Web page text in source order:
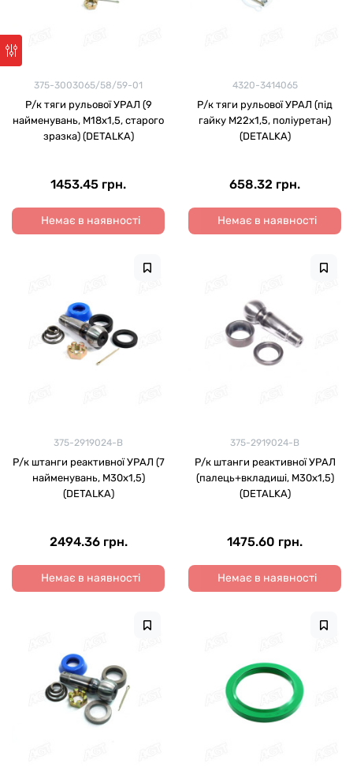
375-3003065/58/59-01
Р/к тяги рульової УРАЛ (9
найменувань, М18х1,5, старого
зразка) (DETALKA)
1453.45 грн.
Немає в наявності
4320-3414065
Р/к тяги рульової УРАЛ (під
гайку М22х1,5, поліуретан)
(DETALKA)
658.32 грн.
Немає в наявності
375-2919024-В
Р/к штанги реактивної УРАЛ (7
найменувань, М30х1,5)
(DETALKA)
2494.36 грн.
Немає в наявності
375-2919024-В
Р/к штанги реактивної УРАЛ
(палець+вкладиші, М30х1,5)
(DETALKA)
1475.60 грн.
Немає в наявності